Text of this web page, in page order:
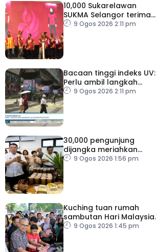
10,000 Sukarelawan
SUKMA Selangor terima
elaun RM100 sehari
9 Ogos 2026 2:11 pm
Bacaan tinggi indeks UV:
Perlu ambil langkah
perlindungan, elak risiko
9 Ogos 2026 2:11 pm
30,000 pengunjung
dijangka meriahkan
Karnival Jom Makan Ipoh
9 Ogos 2026 1:56 pm
Kuching tuan rumah
sambutan Hari Malaysia
20269 Ogos 2026 1:45 pm